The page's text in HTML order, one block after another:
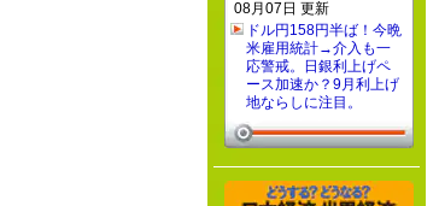
08月07日 更新
ドル円158円半ば！今晩
米雇用統計→介入も一
応警戒。日銀利上げペ
ース加速か？9月利上げ
地ならしに注目。